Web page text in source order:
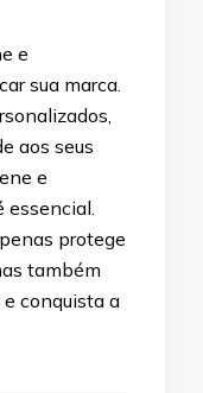
e
sua marca.
aos seus
e
essencial.
protege
também
conquista a